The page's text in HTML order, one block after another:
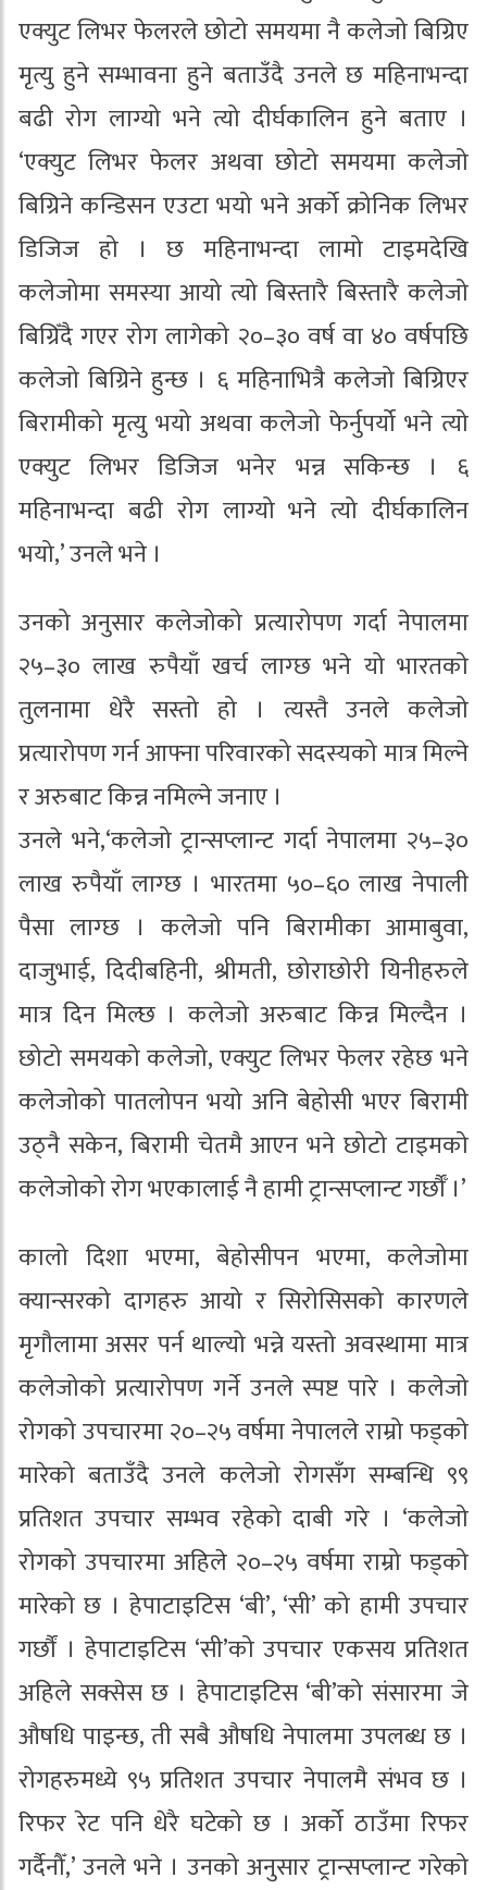
एक्युट लिभर फेलरले छोटो समयमा नै कलेजो बिग्रिए
मृत्यु हुने सम्भावना हुने बताउँदै उनले छ महिनाभन्दा
बढी रोग लाग्यो भने त्यो दीर्घकालिन हुने बताए ।
‘एक्युट लिभर फेलर अथवा छोटो समयमा कलेजो
बिग्रिने कन्डिसन एउटा भयो भने अर्को क्रोनिक लिभर
डिजिज हो । छ महिनाभन्दा लामो टाइमदेखि
कलेजोमा समस्या आयो त्यो बिस्तारै बिस्तारै कलेजो
बिग्रिँदै गएर रोग लागेको २०–३० वर्ष वा ४० वर्षपछि
कलेजो बिग्रिने हुन्छ । ६ महिनाभित्रै कलेजो बिग्रिएर
बिरामीको मृत्यु भयो अथवा कलेजो फेर्नुपर्यो भने त्यो
एक्युट लिभर डिजिज भनेर भन्न सकिन्छ । ६
महिनाभन्दा बढी रोग लाग्यो भने त्यो दीर्घकालिन
भयो,’ उनले भने ।
उनको अनुसार कलेजोको प्रत्यारोपण गर्दा नेपालमा
२५–३० लाख रुपैयाँ खर्च लाग्छ भने यो भारतको
तुलनामा धेरै सस्तो हो । त्यस्तै उनले कलेजो
प्रत्यारोपण गर्न आफ्ना परिवारको सदस्यको मात्र मिल्ने
र अरुबाट किन्न नमिल्ने जनाए ।
उनले भने,‘कलेजो ट्रान्सप्लान्ट गर्दा नेपालमा २५–३०
लाख रुपैयाँ लाग्छ । भारतमा ५०–६० लाख नेपाली
पैसा लाग्छ । कलेजो पनि बिरामीका आमाबुवा,
दाजुभाई, दिदीबहिनी, श्रीमती, छोराछोरी यिनीहरुले
मात्र दिन मिल्छ । कलेजो अरुबाट किन्न मिल्दैन ।
छोटो समयको कलेजो, एक्युट लिभर फेलर रहेछ भने
कलेजोको पातलोपन भयो अनि बेहोसी भएर बिरामी
उठ्नै सकेन, बिरामी चेतमै आएन भने छोटो टाइमको
कलेजोको रोग भएकालाई नै हामी ट्रान्सप्लान्ट गर्छौँ ।’
कालो दिशा भएमा, बेहोसीपन भएमा, कलेजोमा
क्यान्सरको दागहरु आयो र सिरोसिसको कारणले
मृगौलामा असर पर्न थाल्यो भन्ने यस्तो अवस्थामा मात्र
कलेजोको प्रत्यारोपण गर्ने उनले स्पष्ट पारे । कलेजो
रोगको उपचारमा २०–२५ वर्षमा नेपालले राम्रो फड्को
मारेको बताउँदै उनले कलेजो रोगसँग सम्बन्धि ९९
प्रतिशत उपचार सम्भव रहेको दाबी गरे । ‘कलेजो
रोगको उपचारमा अहिले २०–२५ वर्षमा राम्रो फड्को
मारेको छ । हेपाटाइटिस ‘बी’, ‘सी’ को हामी उपचार
गर्छौं । हेपाटाइटिस ‘सी’को उपचार एकसय प्रतिशत
अहिले सक्सेस छ । हेपाटाइटिस ‘बी’को संसारमा जे
औषधि पाइन्छ, ती सबै औषधि नेपालमा उपलब्ध छ ।
रोगहरुमध्ये ९५ प्रतिशत उपचार नेपालमै संभव छ ।
रिफर रेट पनि धेरै घटेको छ । अर्को ठाउँमा रिफर
गर्दैनौँ,’ उनले भने । उनको अनुसार ट्रान्सप्लान्ट गरेको